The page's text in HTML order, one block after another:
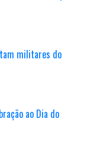
militares do
ao Dia do